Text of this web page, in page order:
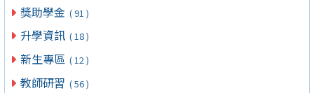
獎助學金 ( 91 )
升學資訊 ( 18 )
新生專區 ( 12 )
教師研習 ( 56 )